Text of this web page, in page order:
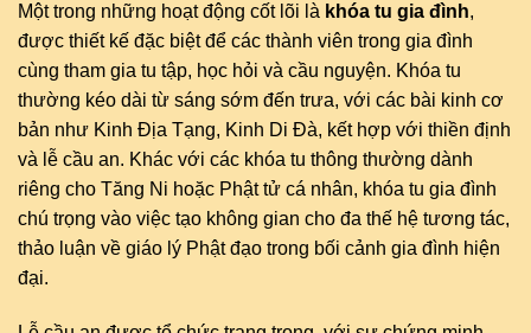
Một trong những hoạt động cốt lõi là khóa tu gia đình,
được thiết kế đặc biệt để các thành viên trong gia đình
cùng tham gia tu tập, học hỏi và cầu nguyện. Khóa tu
thường kéo dài từ sáng sớm đến trưa, với các bài kinh cơ
bản như Kinh Địa Tạng, Kinh Di Đà, kết hợp với thiền định
và lễ cầu an. Khác với các khóa tu thông thường dành
riêng cho Tăng Ni hoặc Phật tử cá nhân, khóa tu gia đình
chú trọng vào việc tạo không gian cho đa thế hệ tương tác,
thảo luận về giáo lý Phật đạo trong bối cảnh gia đình hiện
đại.